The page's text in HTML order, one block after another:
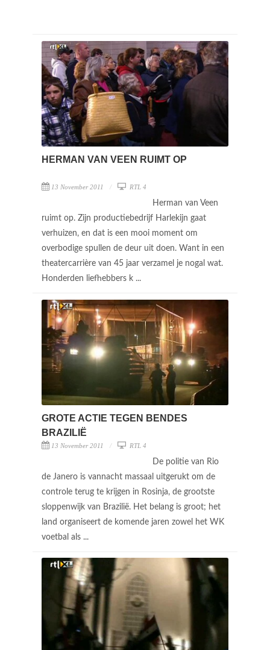
HERMAN VAN VEEN RUIMT OP
13 November 2011 RTL 4
Herman van Veen
ruimt op. Zijn productiebedrijf Harlekijn gaat
verhuizen, en dat is een mooi moment om
overbodige spullen de deur uit doen. Want in een
theatercarrière van 45 jaar verzamel je nogal wat.
Honderden liefhebbers k ...
GROTE ACTIE TEGEN BENDES
BRAZILIË
13 November 2011 RTL 4
De politie van Rio
de Janero is vannacht massaal uitgerukt om de
controle terug te krijgen in Rosinja, de grootste
sloppenwijk van Brazilië. Het belang is groot; het
land organiseert de komende jaren zowel het WK
voetbal als ...